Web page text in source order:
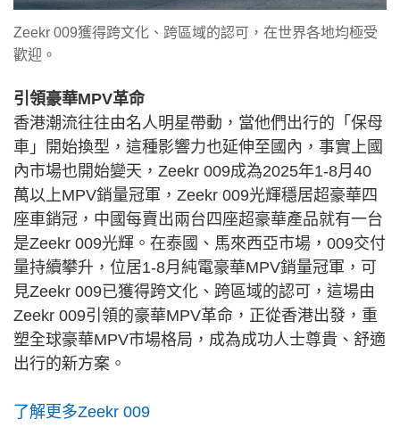
Zeekr 009獲得跨文化、跨區域的認可，在世界各地均極受
歡迎。
引領豪華MPV革命
香港潮流往往由名人明星帶動，當他們出行的「保母
車」開始換型，這種影響力也延伸至國內，事實上國
內市場也開始變天，Zeekr 009成為2025年1-8月40
萬以上MPV銷量冠軍，Zeekr 009光輝穩居超豪華四
座車銷冠，中國每賣出兩台四座超豪華產品就有一台
是Zeekr 009光輝。在泰國、馬來西亞市場，009交付
量持續攀升，位居1-8月純電豪華MPV銷量冠軍，可
見Zeekr 009已獲得跨文化、跨區域的認可，這場由
Zeekr 009引領的豪華MPV革命，正從香港出發，重
塑全球豪華MPV市場格局，成為成功人士尊貴、舒適
出行的新方案。
了解更多Zeekr 009